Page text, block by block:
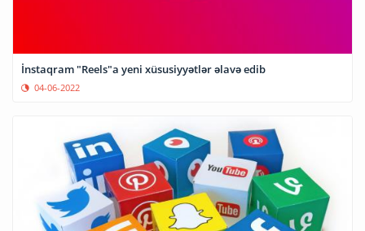
İnstaqram "Reels"a yeni xüsusiyyətlər əlavə edib
04-06-2022